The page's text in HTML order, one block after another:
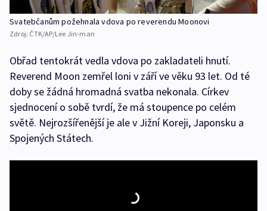
Svatebčanům požehnala vdova po reverendu Moonovi
Zdroj: ČTK/AP/Lee Jin-man
Obřad tentokrát vedla vdova po zakladateli hnutí.
Reverend Moon zemřel loni v září ve věku 93 let. Od té
doby se žádná hromadná svatba nekonala. Církev
sjednocení o sobě tvrdí, že má stoupence po celém
světě. Nejrozšířenější je ale v Jižní Koreji, Japonsku a
Spojených Státech.